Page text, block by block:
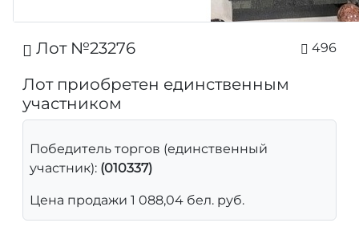
Лот №23276 496
Лот приобретен единственным
участником
Победитель торгов (единственный
участник): (010337)
Цена продажи 1 088,04 бел. руб.